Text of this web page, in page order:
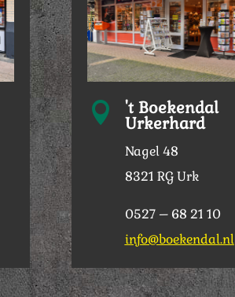
 't Boekendal
Urkerhard
Nagel 48
8321 RG Urk
0527 – 68 21 10
info@boekendal.nl